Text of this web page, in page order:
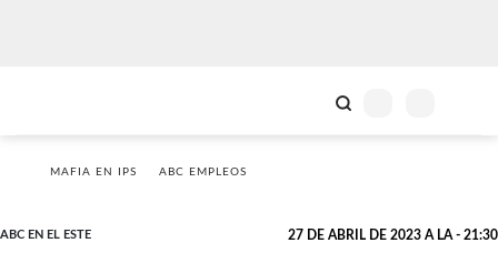
MAFIA EN IPS ABC EMPLEOS
ABC EN EL ESTE 27 DE ABRIL DE 2023 A LA - 21:30